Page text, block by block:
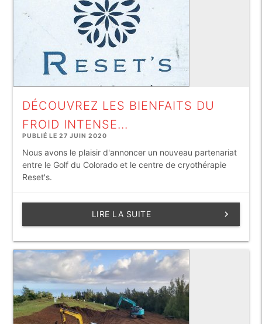
DÉCOUVREZ LES BIENFAITS DU
FROID INTENSE...
PUBLIÉ LE 27 JUIN 2020
Nous avons le plaisir d'annoncer un nouveau partenariat
entre le Golf du Colorado et le centre de cryothérapie
Reset's.
keyboard_arrow_right
LIRE LA SUITE